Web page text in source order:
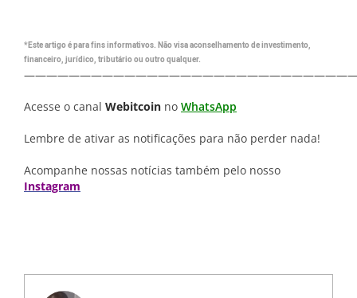
*Este artigo é para fins informativos. Não visa aconselhamento de investimento,
financeiro, jurídico, tributário ou outro qualquer.
Acesse o canal Webitcoin no WhatsApp
Lembre de ativar as notificações para não perder nada!
Acompanhe nossas notícias também pelo nosso
Instagram